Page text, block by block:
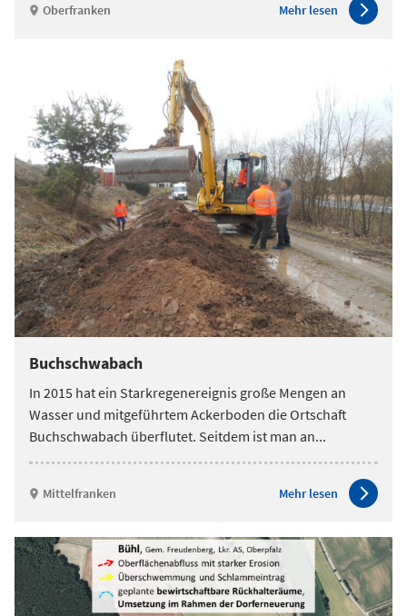
Oberfranken Mehr lesen
Buchschwabach
In 2015 hat ein Starkregenereignis große Mengen an
Wasser und mitgeführtem Ackerboden die Ortschaft
Buchschwabach überflutet. Seitdem ist man an...
Mittelfranken Mehr lesen